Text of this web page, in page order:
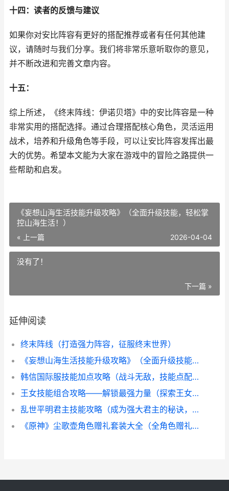
十四：读者的反馈与建议
如果你对安比阵容有更好的搭配推荐或者有任何其他建
议，请随时与我们分享。我们将非常乐意听取你的意见，
并不断改进和完善文章内容。
十五：
综上所述，《终末阵线：伊诺贝塔》中的安比阵容是一种
非常实用的搭配选择。通过合理搭配核心角色，灵活运用
战术，培养和升级角色等手段，可以让安比阵容发挥出最
大的优势。希望本文能为大家在游戏中的冒险之路提供一
些帮助和启发。
《妄想山海生活技能升级攻略》（全面升级技能，轻松掌
控山海生活！）
« 上一篇 2026-04-04
没有了！
下一篇 »
延伸阅读
终末阵线（打造强力阵容，征服终末世界）
《妄想山海生活技能升级攻略》（全面升级技能，轻松掌控山海生活！）
韩信国际服技能加点攻略（战斗无敌，技能点配得精准）
王女技能组合攻略——解锁最强力量（探索王女技能的搭配，打造无敌战斗力）
乱世平明君主技能攻略（成为强大君主的秘诀，掌握关键技能！）
《原神》尘歌壶角色赠礼套装大全（全角色赠礼套装材料查询表）